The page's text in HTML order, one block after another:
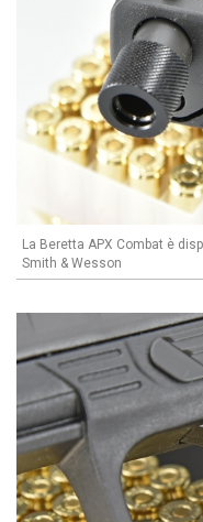
La Beretta APX Combat è
Smith & Wesson